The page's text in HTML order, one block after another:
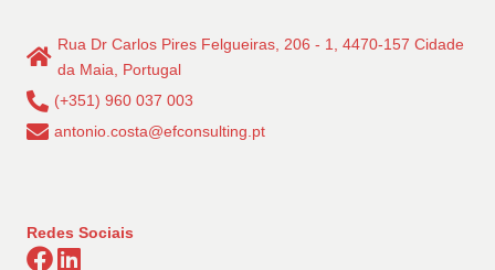
Rua Dr Carlos Pires Felgueiras, 206 - 1, 4470-157 Cidade
da Maia, Portugal
(+351) 960 037 003
antonio.costa@efconsulting.pt
Redes Sociais